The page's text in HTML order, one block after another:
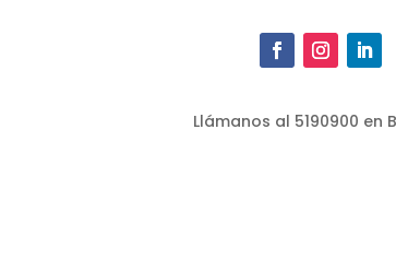
Llámanos al 5190900 en